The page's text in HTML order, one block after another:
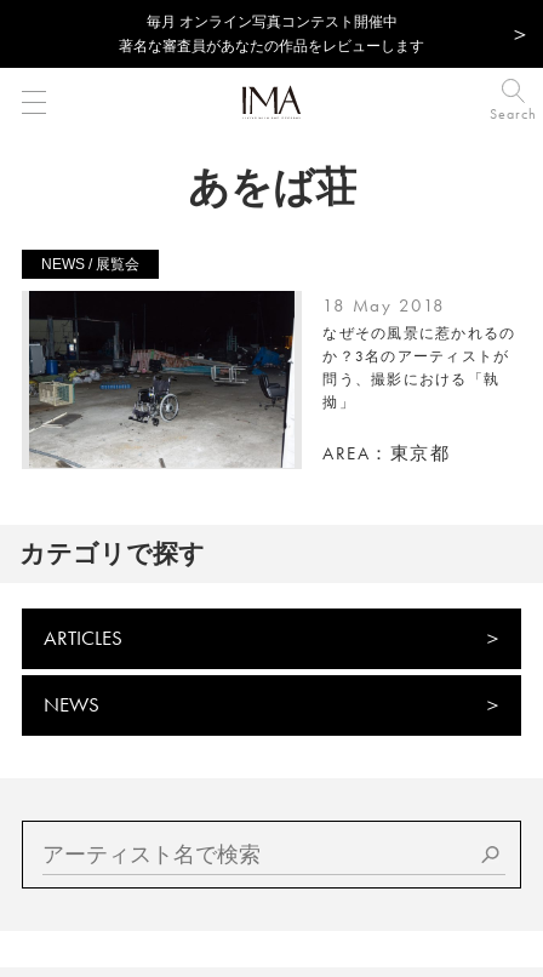
毎⽉ オンライン写真コンテスト開催中
著名な審査員があなたの作品をレビューします
Search
あをば荘
NEWS / 展覧会
18 May 2018
なぜその風景に惹かれるの
か？3名のアーティストが
問う、撮影における「執
拗」
AREA：東京都
カテゴリで探す
ARTICLES
NEWS